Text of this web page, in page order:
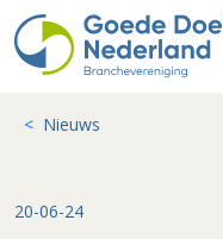
Nieuws
20-06-24